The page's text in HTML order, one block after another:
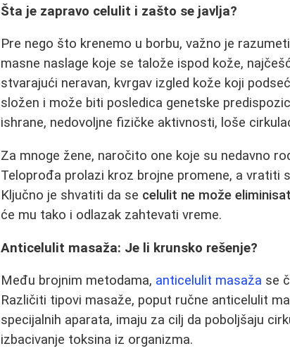
Šta je zapravo celulit i zašto se javlja?
Pre nego što krenemo u borbu, važno je
masne naslage koje se talože ispod kože,
stvarajući neravan, kvrgav izgled kože koji
složen i može biti posledica genetske
ishrane, nedovoljne fizičke aktivnosti, loše
Za mnoge žene, naročito one koje su nedavno
Teloprođa prolazi kroz brojne promene, a vratiti
Ključno je shvatiti da se celulit ne može
će mu tako i odlazak zahtevati vreme.
Anticelulit masaža: Je li krunsko rešenje?
Među brojnim metodama, anticelulit masaža se
Različiti tipovi masaže, poput ručne anticelulit
specijalnih aparata, imaju za cilj da poboljšaju
izbacivanje toksina iz organizma.